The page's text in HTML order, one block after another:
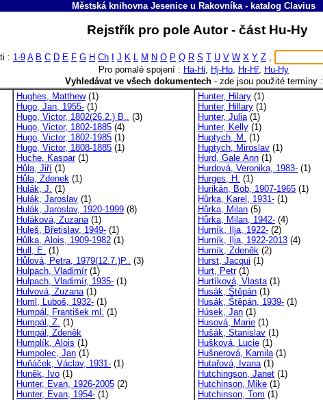
Městská knihovna Jesenice u Rakovníka- katalog Clavius
Rejstřík pro pole Autor - část Hu-Hy
: 1-9 A B C D E F G H Ch J K L M N O P Q R S T U V W X Y Z ,
Pro pomalé spojení : Ha-Hi, Hj-Ho, Hr-Hř, Hu-Hy
Vyhledávat ve všech dokumentech - zde jsou použité termíny :
Hughes, Matthew(1)
Hugo, Jan, 1955- (1)
Hugo, Victor, 1802(26.2.) B.. (3)
Hugo, Victor, 1802-1885 (4)
Hugo, Victor, 1802-1985 (1)
Hugo, Victor, 1808-1885 (1)
Huche, Kaspar(1)
Hůla, Jiří (1)
Hůla, Zdenek (1)
Hulák, J. (1)
Hulák, Jaroslav (1)
Hulák, Jaroslav, 1920-1999 (8)
Huláková, Zuzana(1)
Huleš, Břetislav, 1949- (1)
Hůlka, Alois, 1909-1982 (1)
Hull, E. (1)
Hůlová, Petra, 1979(12.7.)P.. (3)
Hulpach, Vladimír(1)
Hulpach, Vladimír, 1935- (1)
Hulvová, Zuzana(1)
Huml, Luboš, 1932- (1)
Humpál, František ml. (1)
Humpál, Z. (1)
Humpál, Zdeněk
Humplík, Alois (1)
Humpolec, Jan (1)
Huňáček, Václav, 1931- (1)
Huněk, Ivo (1)
Hunter, Evan, 1926-2005 (2)
Hunter, Evan, 1954- (1)
Hunter, Hilary (1)
Hunter, Hillary (1)
Hunter, Julia(1)
Hunter, Kelly (1)
Huptych, M. (1)
Huptych, Miroslav (1)
Hurd, Gale Ann (1)
Hurdová, Veronika, 1983- (1)
Hurges, H. (1)
Hurikán, Bob, 1907-1965 (1)
Hůrka, Karel, 1931- (1)
Hůrka, Milan (5)
Hůrka, Milan, 1942- (4)
Hurník, Ilja, 1922- (2)
Hurník, Ilja, 1922-2013 (4)
Hurník, Zdeněk (2)
Hurst, Jacqui (1)
Hurt, Petr(1)
Hurtíková, Vlasta(1)
Husák, Štěpán (1)
Husák, Štěpán, 1939- (1)
Húsek, Jan (1)
Husová, Marie (1)
Hušák, Stanislav (1)
Hušková, Lucie (1)
Hušnerová, Kamila(1)
Hutařová, Ivana(1)
Hutchingson, Janet (1)
Hutchinson, Mike (1)
Hutchinson, Tom (1)